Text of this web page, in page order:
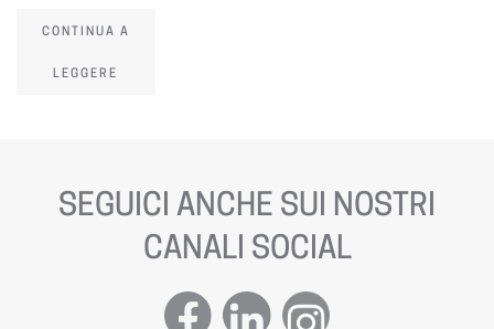
CONTINUA A
LEGGERE
SEGUICI ANCHE SUI NOSTRI
CANALI SOCIAL